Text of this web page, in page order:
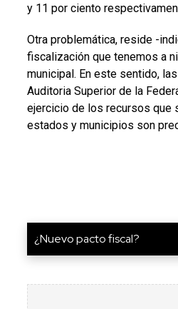
y 11 por ciento
Otra problemática, reside -
fiscalización que tenemos a
municipal. En este sentido,
Auditoria Superior de la
ejercicio de los recursos que
estados y municipios son
¿Nuevo pacto fiscal?